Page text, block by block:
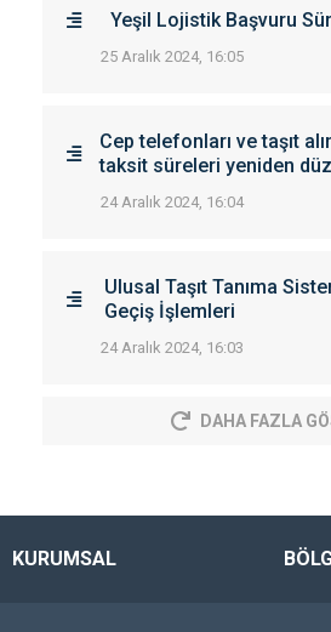
Yeşil Lojistik Başvuru
25 Aralık 2024, 16:05
Cep telefonları ve taşıt
taksit süreleri yeniden
24 Aralık 2024, 16:04
Ulusal Taşıt Tanıma
Geçiş İşlemleri
24 Aralık 2024, 16:03
DAHA FAZLA
KURUMSAL